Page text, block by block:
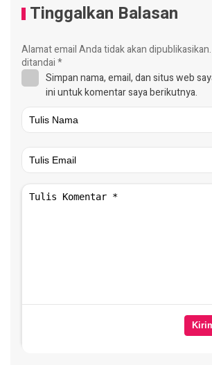
Tinggalkan Balasan
Alamat email Anda tidak akan dipublikasikan.
ditandai*
Simpan nama, email, dan situs web
ini untuk komentar saya berikutnya.